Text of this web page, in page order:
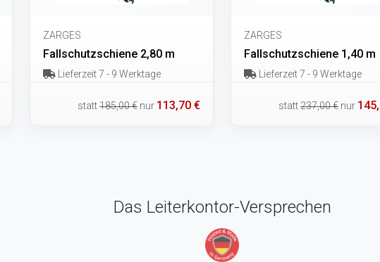
ZARGES
Fallschutzschiene 2,80 m
Lieferzeit 7 - 9 Werktage
statt185,00 € nur 113,70 €
ZARGES
Fallschutzschiene 1,40 m
Lieferzeit 7 - 9 Werktage
statt237,00 € nur
Das Leiterkontor-Versprechen